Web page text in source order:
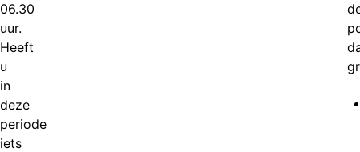
06.30
uur.
Heeft
u
in
deze
periode
iets